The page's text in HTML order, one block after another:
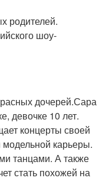
дочерей.Сара
девочке 10 лет.
концерты своей
карьеры.
танцами. А также
стать похожей на